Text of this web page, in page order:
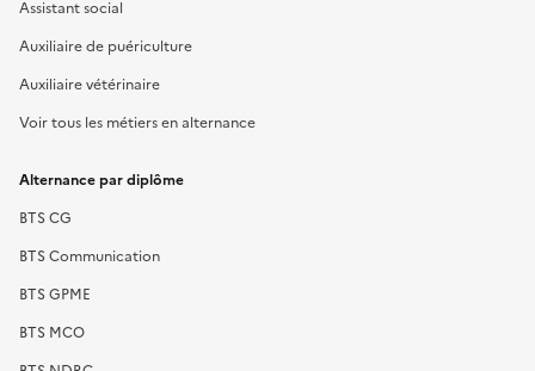
Assistant social
Auxiliaire de puériculture
Auxiliaire vétérinaire
Voir tous les métiers en alternance
Alternance par diplôme
BTS CG
BTS Communication
BTS GPME
BTS MCO